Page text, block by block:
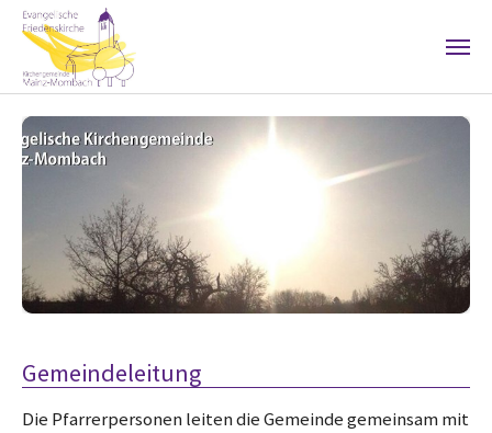
Gemeindeleitung
Die Pfarrerpersonen leiten die Gemeinde gemeinsam mit